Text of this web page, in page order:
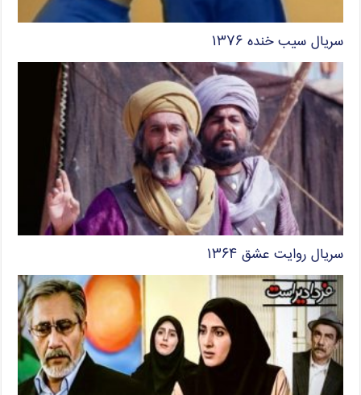
سریال سیب خنده ۱۳۷۶
سریال روایت عشق ۱۳۶۴